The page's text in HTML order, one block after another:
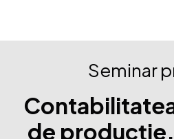
Seminar
de producție.